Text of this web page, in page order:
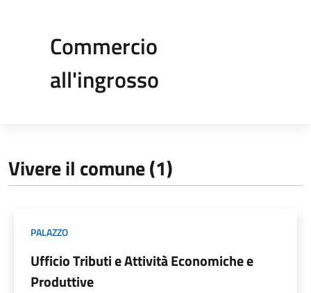
Commercio
all'ingrosso
Vivere il comune (1)
PALAZZO
Ufficio Tributi e Attività Economiche e
Produttive